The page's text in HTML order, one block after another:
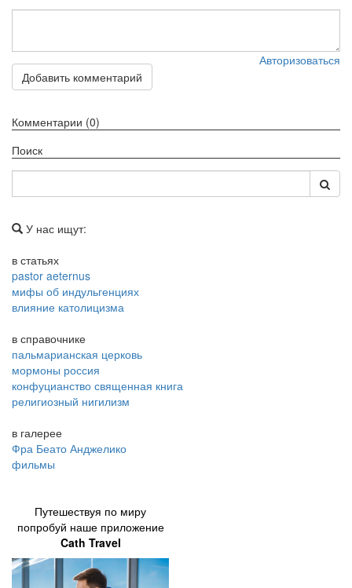
Авторизоваться
Добавить комментарий
Комментарии (0)
Поиск
У нас ищут:
в статьях
pastor aeternus
мифы об индульгенциях
влияние католицизма
в справочнике
пальмарианская церковь
мормоны россия
конфуцианство священная книга
религиозный нигилизм
в галерее
Фра Беато Анджелико
фильмы
Путешествуя по миру
попробуй наше приложение
Cath Travel